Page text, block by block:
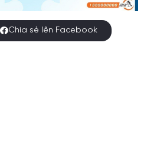
Chia sẻ lên Facebook